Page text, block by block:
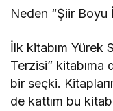
Neden “Şiir Boyu
İlk kitabım Yürek
Terzisi” kitabıma
bir seçki.
de kattım bu